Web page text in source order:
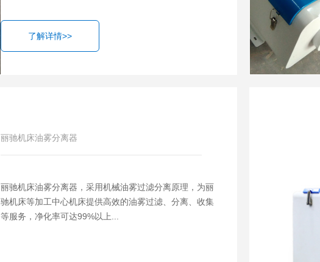
了解详情>>
丽驰机床油雾分离器
丽驰机床油雾分离器，采用机械油雾过滤分离原理，为丽
驰机床等加工中心机床提供高效的油雾过滤、分离、收集
等服务，净化率可达99%以上...